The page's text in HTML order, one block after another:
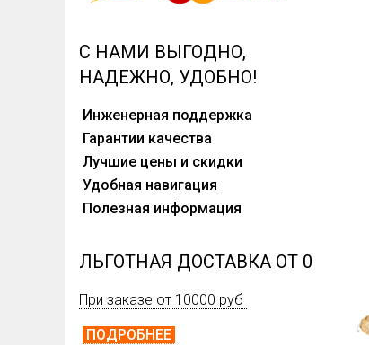
С НАМИ ВЫГОДНО,
НАДЕЖНО, УДОБНО!
Инженерная поддержка
Гарантии качества
Лучшие цены и скидки
Удобная навигация
Полезная информация
ЛЬГОТНАЯ ДОСТАВКА ОТ 0
При заказе от 10000 руб
ПОДРОБНЕЕ